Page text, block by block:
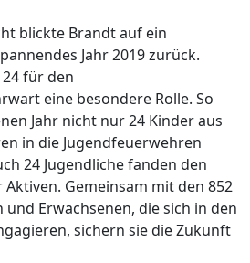
blickte Brandt auf ein
Jahr 2019 zurück.
für den
eine besondere Rolle. So
Jahr nicht nur 24 Kinder aus
in die Jugendfeuerwehren
24 Jugendliche fanden den
Aktiven. Gemeinsam mit den 852
und Erwachsenen, die sich in den
sichern sie die Zukunft